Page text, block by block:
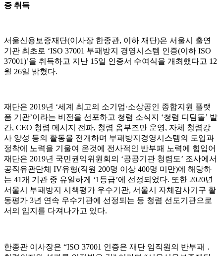
증 취득
서울신용보증재단(이사장 한종관, 이하 재단)은 서울시 출연
기관 최초로 ‘ISO 37001 부패방지 경영시스템 인증(이하 ISO
37001)’을 취득하고 지난 15일 인증서 수여식을 개최했다고 12
월 26일 밝혔다.
재단은 2019년 ‘세계 최고의 소기업·소상공인 종합지원 플랫
폼 기관’이라는 비전을 선포하고 청렴 소식지 ‘청렴 디딤돌’ 발
간, CEO 청렴 메시지 전파, 청렴 옴부즈만 운영, 자체 청렴강
사 양성 등의 활동을 전개하며 부패방지경영시스템의 도입과
정착에 노력을 기울여 온것에 전사적인 반부패 노력에 힘입어
재단은 2019년 국민권익위원회의 ‘공공기관 청렴도’ 조사에서
공직유관단체 IV유형(직원 200명 이상 400명 미만)에 해당하
는 41개 기관 중 유일하게 ‘1 등급’에 선정되었다. 또한 2020년
서울시 부패방지 시책평가 우수기관, 서울시 자체감사기구 활
동평가 3년 연속 우수기관에 선정되는 등 청렴 선도기관으로
서의 입지를 다져나가고 있다.
한종관 이사장은 “ISO 37001 인증은 재단 임직원의 반부패 ․